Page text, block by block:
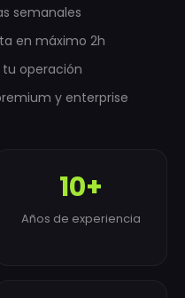
semanales
en máximo 2h
operación
y enterprise
10+
Años de experiencia